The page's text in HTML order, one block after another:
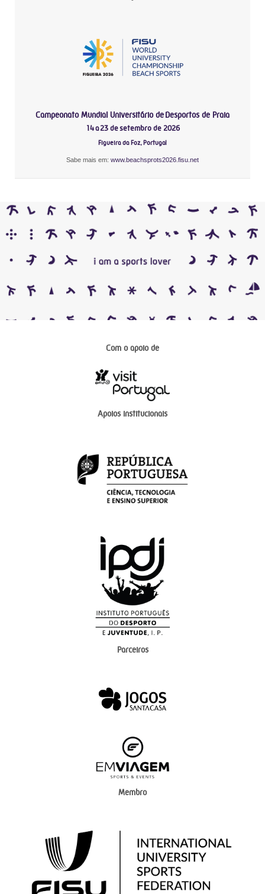
Campeonato Mundial Universitário de Desportos de Praia
14 a 23 de setembro de 2026
Figueira da Foz, Portugal
Sabe mais em: www.beachsprots2026.fisu.net
Com o apoio de
Apoios institucionais
Parceiros
Membro